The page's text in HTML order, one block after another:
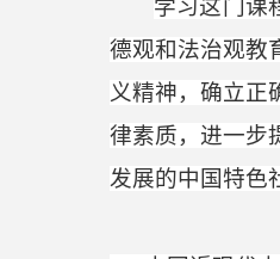
学习这门课
德观和法治观教
义精神，确立正
律素质，进一步
发展的中国特色